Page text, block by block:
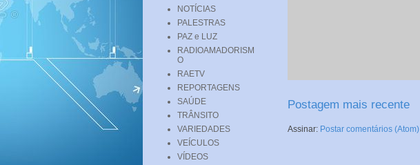
Postagem mais recente
Assinar: Postar comentários (Atom)
NOTÍCIAS
PALESTRAS
PAZ e LUZ
RADIOAMADORISM
O
RAETV
REPORTAGENS
SAÚDE
TRÂNSITO
VARIEDADES
VEÍCULOS
VÍDEOS